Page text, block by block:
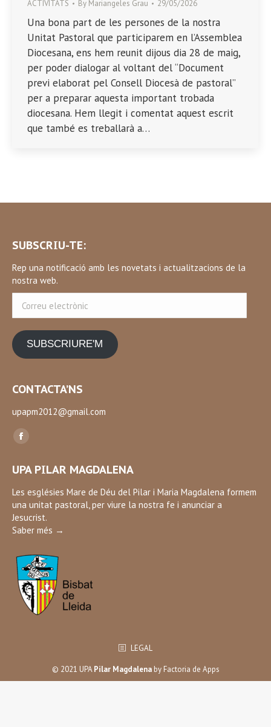
ACTIVITATS By Mariangeles Grau 29/05/2026
Una bona part de les persones de la nostra
Unitat Pastoral que participarem en l’Assemblea
Diocesana, ens hem reunit dijous dia 28 de maig,
per poder dialogar al voltant del “Document
previ elaborat pel Consell Diocesà de pastoral”
per a preparar aquesta important trobada
diocesana. Hem llegit i comentat aquest escrit
que també es treballarà a…
SUBSCRIU-TE:
Rep una notificació amb les novetats i actualitzacions de la
nostra web.
electrònic
SUBSCRIURE'M
CONTACTA’NS
upapm2012@gmail.com
Find us on:
Facebook
opens
in
new
window
UPA PILAR MAGDALENA
Les esglésies Mare de Déu del Pilar i Maria Magdalena formem
una unitat pastoral, per viure la nostra fe i anunciar a
Jesucrist.
Saber més →
LEGAL
© 2021 UPAPilar Magdalenaby Factoria de Apps